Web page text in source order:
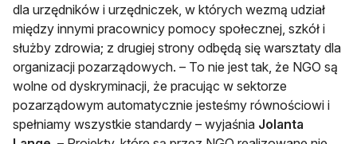
dla urzędników i urzędniczek, w których wezmą udział
między innymi pracownicy pomocy społecznej, szkół i
służby zdrowia; z drugiej strony odbędą się warsztaty dla
organizacji pozarządowych. – To nie jest tak, że NGO są
wolne od dyskryminacji, że pracując w sektorze
pozarządowym automatycznie jesteśmy równościowi i
spełniamy wszystkie standardy – wyjaśnia Jolanta